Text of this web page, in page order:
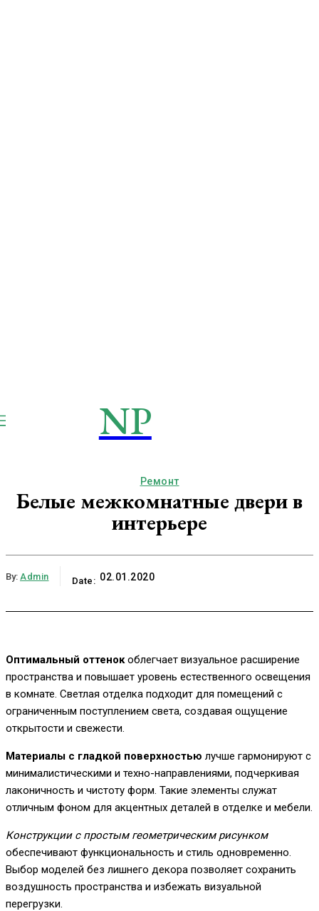
NP
Ремонт
Белые межкомнатные двери в
интерьере
By: Admin Date: 02.01.2020
Оптимальный оттенокоблегчает визуальное расширение
пространства и повышает уровень естественного освещения
в комнате. Светлая отделка подходит для помещений с
ограниченным поступлением света, создавая ощущение
открытости и свежести.
Материалы с гладкой поверхностью лучше гармонируют с
минималистическими и техно-направлениями, подчеркивая
лаконичность и чистоту форм. Такие элементы служат
отличным фоном для акцентных деталей в отделке и мебели.
Конструкции с простым геометрическим рисунком
обеспечивают функциональность и стиль одновременно.
Выбор моделей без лишнего декора позволяет сохранить
воздушность пространства и избежать визуальной
перегрузки.